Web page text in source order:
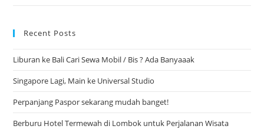
Recent Posts
Liburan ke Bali Cari Sewa Mobil / Bis ? Ada Banyaaak
Singapore Lagi, Main ke Universal Studio
Perpanjang Paspor sekarang mudah banget!
Berburu Hotel Termewah di Lombok untuk Perjalanan Wisata